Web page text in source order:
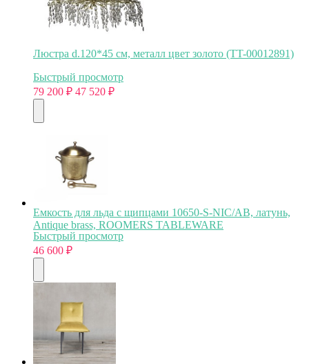
Люстра d.120*45 см, металл цвет золото (TT-00012891)
Быстрый просмотр
79 200 ₽ 47 520 ₽
Емкость для льда с щипцами 10650-S-NIC/AB, латунь,
Antique brass, ROOMERS TABLEWARE
Быстрый просмотр
46 600 ₽